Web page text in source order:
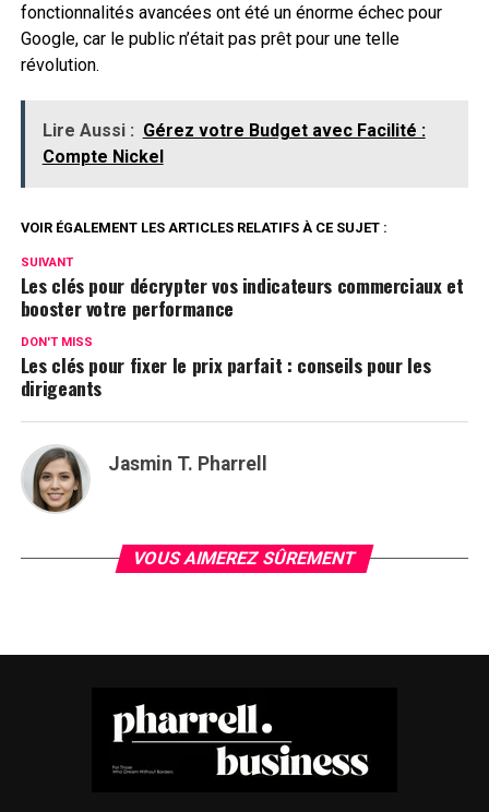
fonctionnalités avancées ont été un énorme échec pour
Google, car le public n’était pas prêt pour une telle
révolution.
Lire Aussi : Gérez votre Budget avec Facilité :
Compte Nickel
VOIR ÉGALEMENT LES ARTICLES RELATIFS À CE SUJET :
SUIVANT
Les clés pour décrypter vos indicateurs commerciaux et
booster votre performance
DON'T MISS
Les clés pour fixer le prix parfait : conseils pour les
dirigeants
Jasmin T. Pharrell
VOUS AIMEREZ SÛREMENT